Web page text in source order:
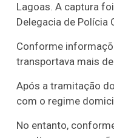
Lagoas. A captura
Delegacia de Polícia
Conforme
transportava mais
Após a tramitação
com o regime
No entanto,